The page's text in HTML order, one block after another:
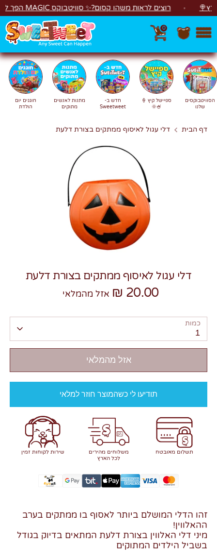
דלג רוצים לראות משהו קסום?✨ סוויטבוקס MAGIC הפך ל"מכונת משחקים"! 🎁🕹️
0
חפשחיפוש
הסוויטבוקסים
שלנו
ספיישל קיץ 🍦
🍧🌞
חדש ב-
Sweetweet
מתנות לאנשים
מתוקים
חוגגים יום
הולדת
דף הבית דלי עגול לאיסוף ממתקים בצורת דלעת
דלי עגול לאיסוף ממתקים בצורת דלעת
20.00 ₪ אזל מהמלאי
כמות
1
אזל מהמלאי
תודיעו לי כשהמוצר חוזר למלאי
תשלום מאובטח
משלוחים מהירים
לכל הארץ
שירות לקוחות זמין
זהו הדלי המושלם ביותר לאסוף בו ממתקים בערב
ההאלווין!
מיני דלי האלווין בצורת דלעת המתאים בדיוק בגודל
בשביל הילדים המתוקים